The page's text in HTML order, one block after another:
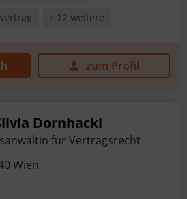
+ 12 weitere
zum Profil
Dornhackl
für Vertragsrecht
Wien